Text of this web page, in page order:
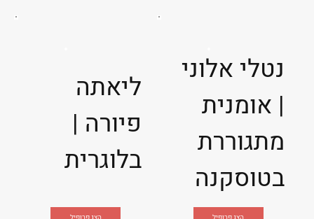
ליאתה
פיורה |
בלוגרית
נטלי אלוני
| אומנית
מתגוררת
בטוסקנה